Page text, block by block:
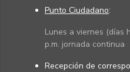
Punto Ciudadano:
Lunes a viernes (días
p.m. jornada continua
Recepción de